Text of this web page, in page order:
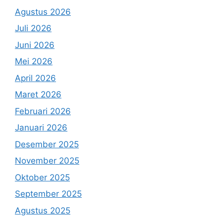
Agustus 2026
Juli 2026
Juni 2026
Mei 2026
April 2026
Maret 2026
Februari 2026
Januari 2026
Desember 2025
November 2025
Oktober 2025
September 2025
Agustus 2025